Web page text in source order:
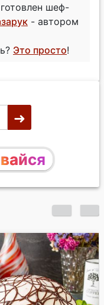
шеф-
- автором
Это просто!
торт